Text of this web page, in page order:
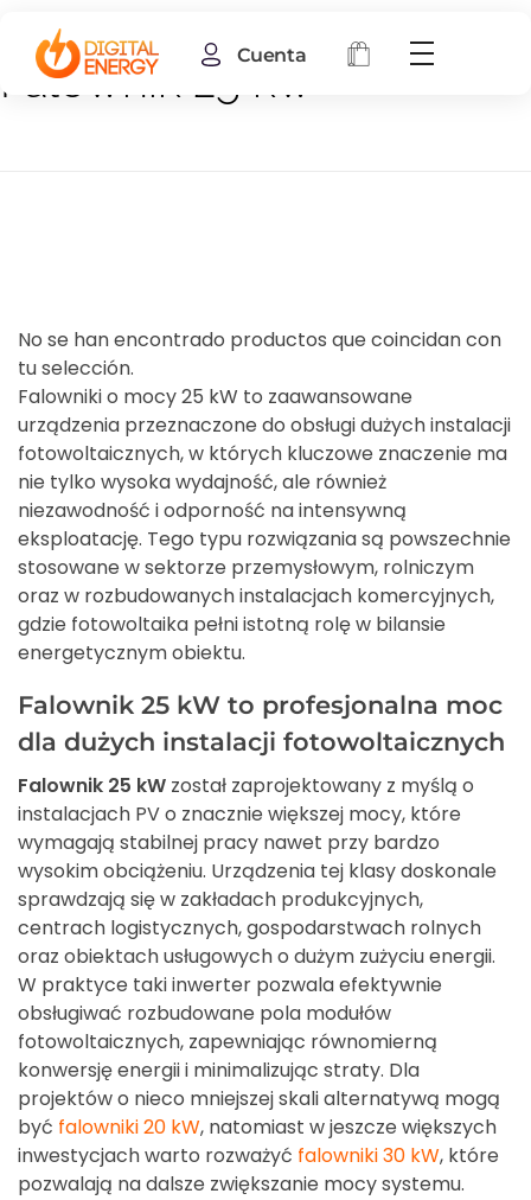
Cuenta
Falownik 25 kw
No se han encontrado productos que coincidan con
tu selección.
Falowniki o mocy 25 kW to zaawansowane
urządzenia przeznaczone do obsługi dużych instalacji
fotowoltaicznych, w których kluczowe znaczenie ma
nie tylko wysoka wydajność, ale również
niezawodność i odporność na intensywną
eksploatację. Tego typu rozwiązania są powszechnie
stosowane w sektorze przemysłowym, rolniczym
oraz w rozbudowanych instalacjach komercyjnych,
gdzie fotowoltaika pełni istotną rolę w bilansie
energetycznym obiektu.
Falownik 25 kW to profesjonalna moc
dla dużych instalacji fotowoltaicznych
Falownik 25 kW został zaprojektowany z myślą o
instalacjach PV o znacznie większej mocy, które
wymagają stabilnej pracy nawet przy bardzo
wysokim obciążeniu. Urządzenia tej klasy doskonale
sprawdzają się w zakładach produkcyjnych,
centrach logistycznych, gospodarstwach rolnych
oraz obiektach usługowych o dużym zużyciu energii.
W praktyce taki inwerter pozwala efektywnie
obsługiwać rozbudowane pola modułów
fotowoltaicznych, zapewniając równomierną
konwersję energii i minimalizując straty. Dla
projektów o nieco mniejszej skali alternatywą mogą
być falowniki 20 kW, natomiast w jeszcze większych
inwestycjach warto rozważyć falowniki 30 kW, które
pozwalają na dalsze zwiększanie mocy systemu.